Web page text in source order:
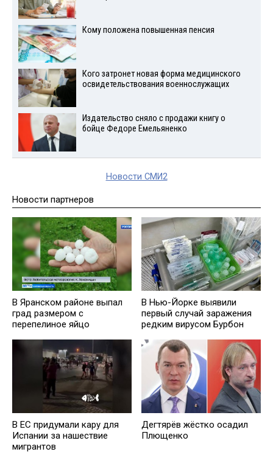
Кому положена повышенная пенсия
Кого затронет новая форма медицинского
освидетельствования военнослужащих
Издательство сняло с продажи книгу о
бойце Федоре Емельяненко
Новости СМИ2
Новости партнеров
В Яранском районе выпал
град размером с
перепелиное яйцо
В Нью-Йорке выявили
первый случай заражения
редким вирусом Бурбон
В ЕС придумали кару для
Испании за нашествие
мигрантов
Дегтярёв жёстко осадил
Плющенко